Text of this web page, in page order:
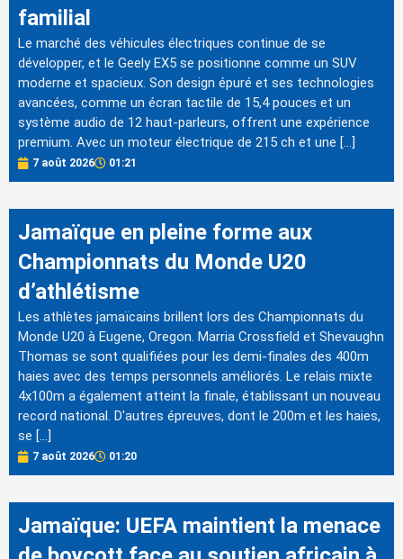
familial
Le marché des véhicules électriques continue de se
développer, et le Geely EX5 se positionne comme un SUV
moderne et spacieux. Son design épuré et ses technologies
avancées, comme un écran tactile de 15,4 pouces et un
système audio de 12 haut-parleurs, offrent une expérience
premium. Avec un moteur électrique de 215 ch et une […]
7 août 2026 01:21
Jamaïque en pleine forme aux
Championnats du Monde U20
d’athlétisme
Les athlètes jamaïcains brillent lors des Championnats du
Monde U20 à Eugene, Oregon. Marria Crossfield et Shevaughn
Thomas se sont qualifiées pour les demi-finales des 400m
haies avec des temps personnels améliorés. Le relais mixte
4x100m a également atteint la finale, établissant un nouveau
record national. D'autres épreuves, dont le 200m et les haies,
se […]
7 août 2026 01:20
Jamaïque: UEFA maintient la menace